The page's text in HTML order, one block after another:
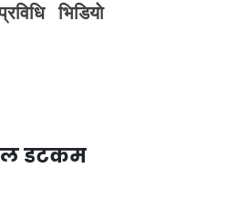
भिडियाे
डटकम